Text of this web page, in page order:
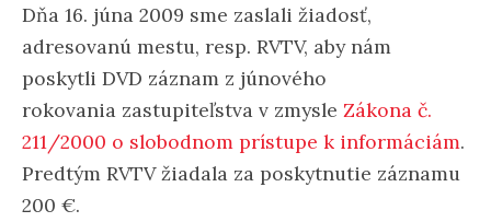
Dňa 16. júna 2009 sme zaslali žiadosť,
adresovanú mestu, resp. RVTV, aby nám
poskytli DVD záznam z júnového
rokovania zastupiteľstva v zmysle Zákona č.
211/2000 o slobodnom prístupe k informáciám.
Predtým RVTV žiadala za poskytnutie záznamu
200 €.